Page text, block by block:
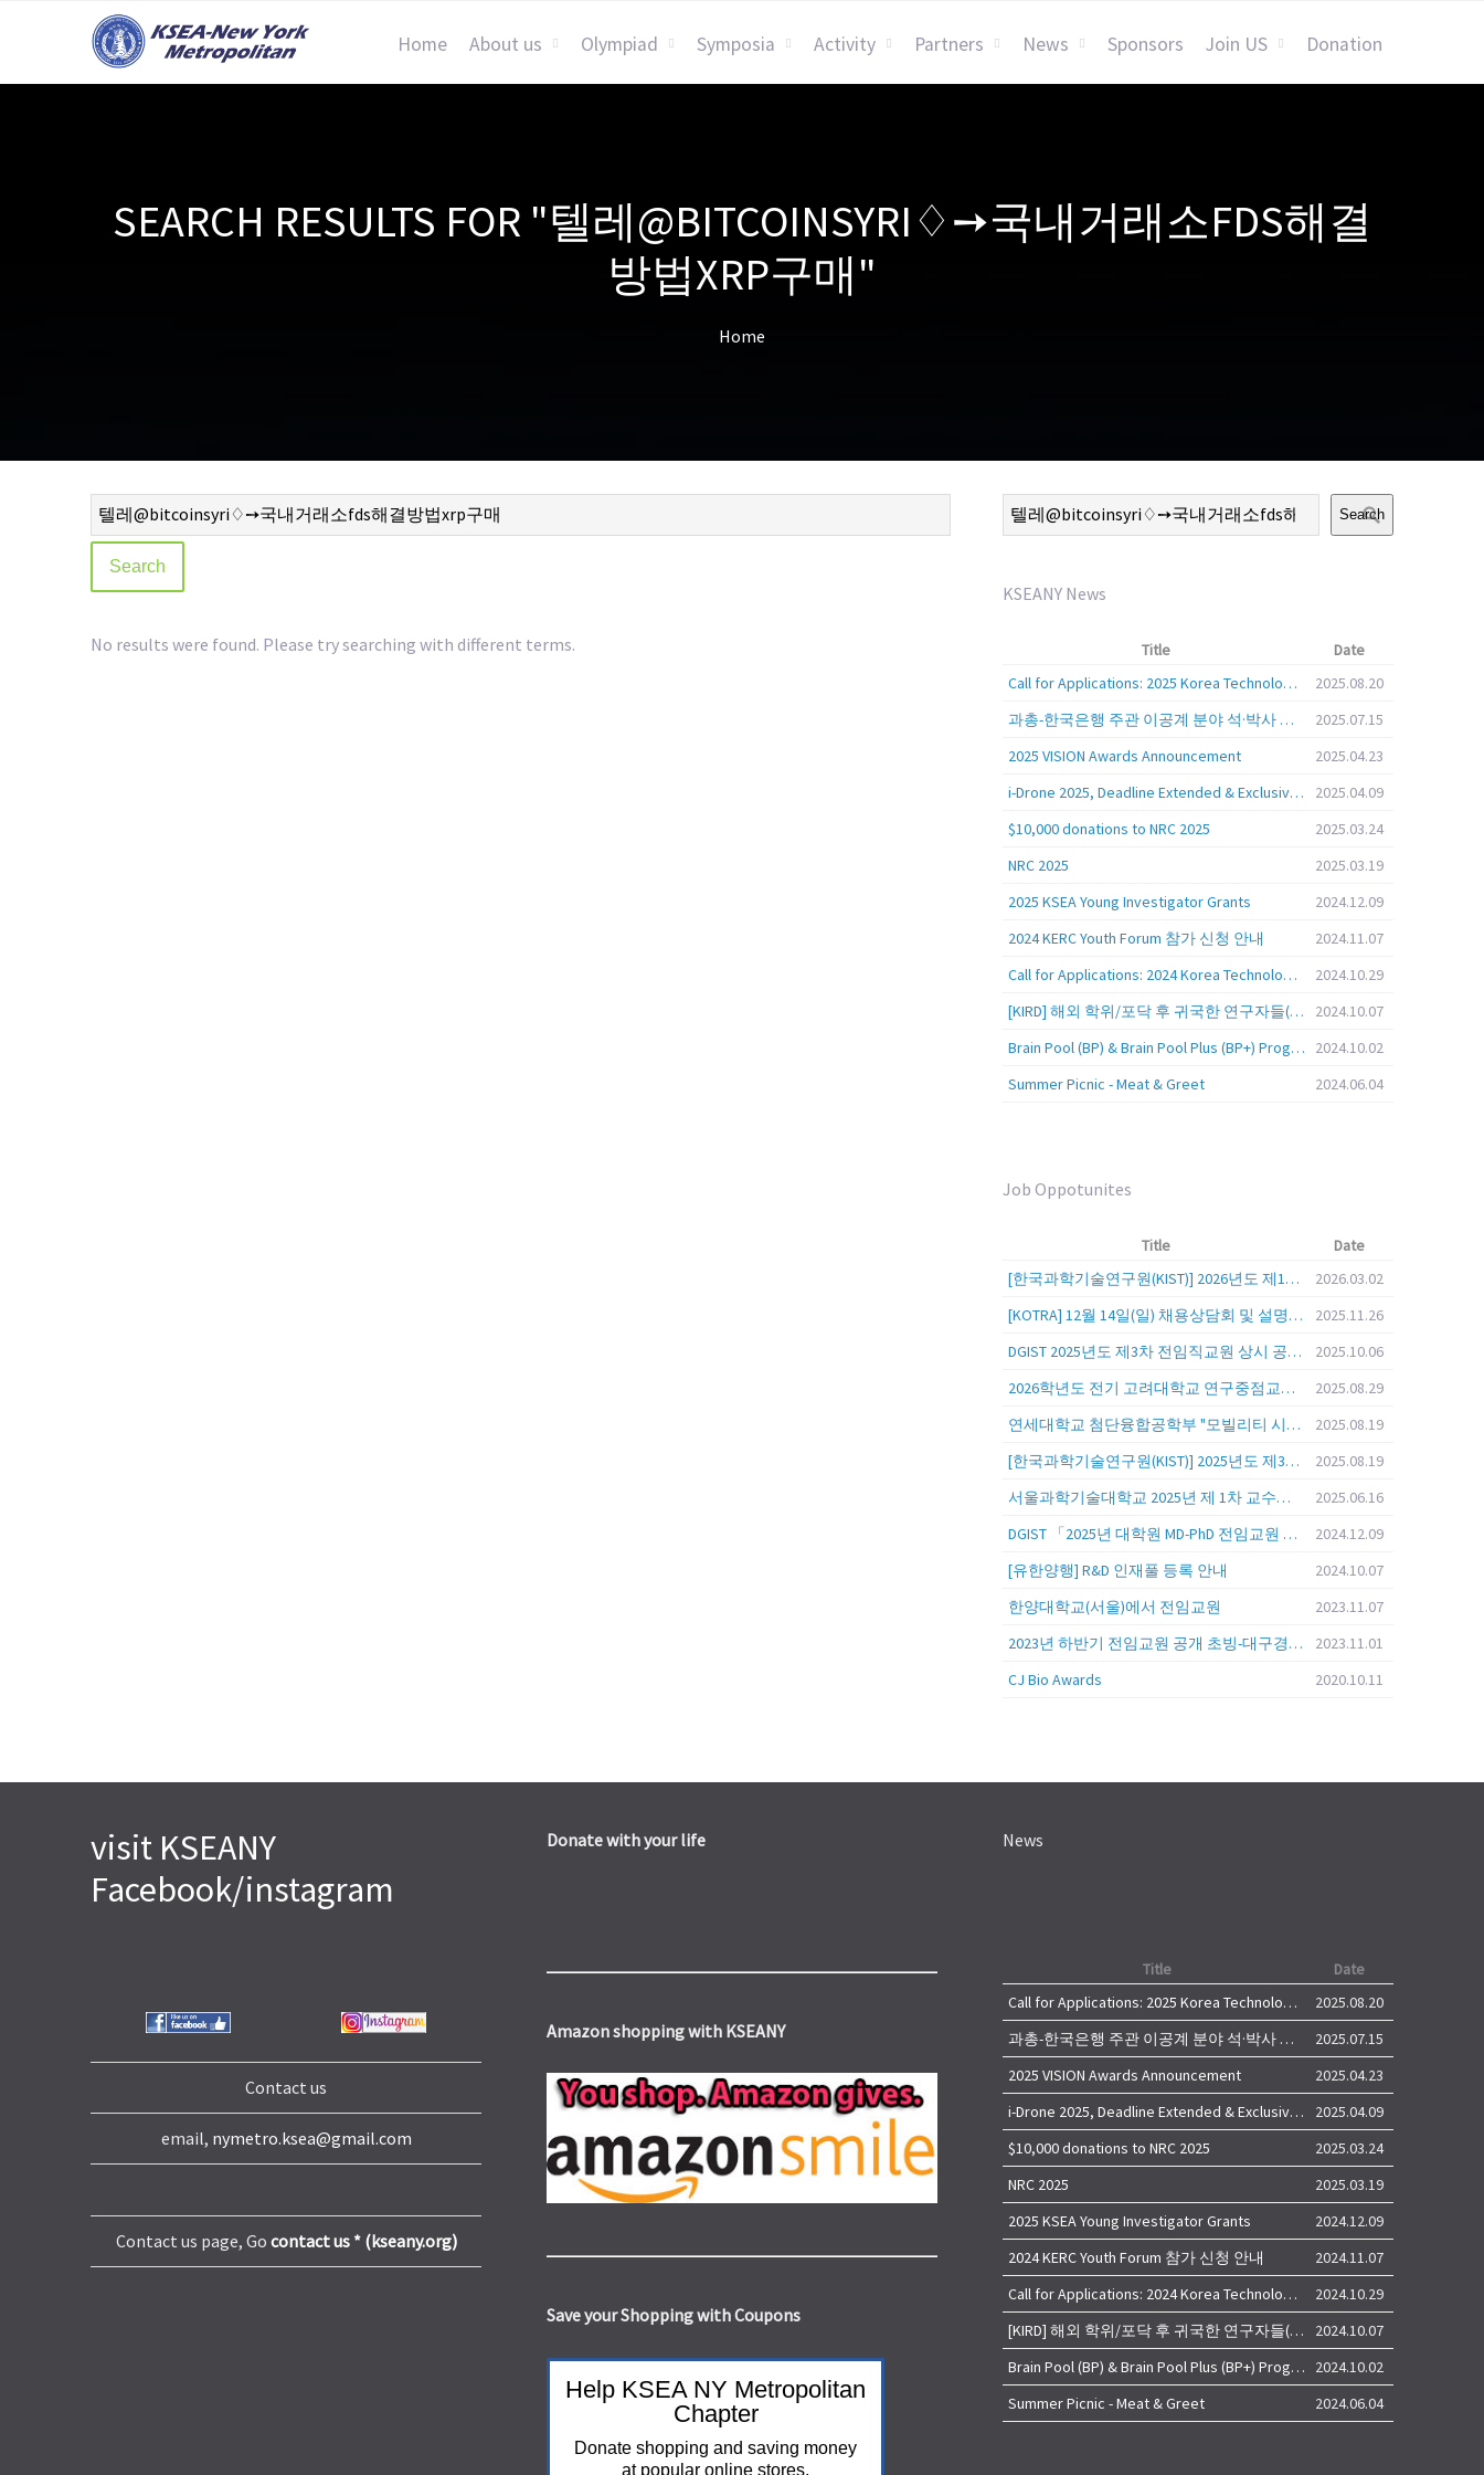
Home About us Olympiad Symposia Activity Partners News Sponsors Join US Donation
SEARCH RESULTS FOR "텔레@BITCOINSYRI♢➙국내거래소FDS해결
방법XRP구매"
Home
No results were found. Please try searching with different terms.
Search
KSEANY News
Title
Date
Call for Applications: 2025 Korea Technology Advisory Group (K-TAG)
2025.08.20
과총-한국은행 주관 이공계 분야 석·박사 학위자 대상 서베이
2025.07.15
2025 VISION Awards Announcement
2025.04.23
i-Drone 2025, Deadline Extended & Exclusive Opportunity to Travel to Korea!
2025.04.09
$10,000 donations to NRC 2025
2025.03.24
NRC 2025
2025.03.19
2025 KSEA Young Investigator Grants
2024.12.09
2024 KERC Youth Forum 참가 신청 안내
2024.11.07
Call for Applications: 2024 Korea Technology Advisory Group (K-TAG)
2024.10.29
[KIRD] 해외 학위/포닥 후 귀국한 연구자들(학교, 출연(연), 기업)의 경력개발 경험 공유 줌 세미나 안내
2024.10.07
Brain Pool (BP) & Brain Pool Plus (BP+) Programs
2024.10.02
Summer Picnic - Meat & Greet
2024.06.04
Job Oppotunites
Title
Date
[한국과학기술연구원(KIST)] 2026년도 제1차 연구부문 공개채용 안내
2026.03.02
[KOTRA] 12월 14일(일) 채용상담회 및 설명회를 안내
2025.11.26
DGIST 2025년도 제3차 전임직교원 상시 공개초빙 공고
2025.10.06
2026학년도 전기 고려대학교 연구중점교수 초빙 공고
2025.08.29
연세대학교 첨단융합공학부 "모빌리티 시스템 전 분야" 전임교원 특별채용 (2026년 9월 1일자 임용 예정)
2025.08.19
[한국과학기술연구원(KIST)] 2025년도 제3차 연구부문 공개채용 안내
2025.08.19
서울과학기술대학교 2025년 제 1차 교수초빙 (교육공무원 일반공개채용) 공고
2025.06.16
DGIST 「2025년 대학원 MD-PhD 전임교원 공개초빙」
2024.12.09
[유한양행] R&D 인재풀 등록 안내
2024.10.07
한양대학교(서울)에서 전임교원
2023.11.07
2023년 하반기 전임교원 공개 초빙-대구경북과학기술원 (DGIST)
2023.11.01
CJ Bio Awards
2020.10.11
visit KSEANY
Facebook/instagram
Contact us
email, nymetro.ksea@gmail.com
Contact us page, Go contact us * (kseany.org)
Donate with your life
Amazon shopping with KSEANY
Save your Shopping with Coupons
Help KSEA NY Metropolitan
Chapter
Donate shopping and saving money
at popular online stores.
News
Title
Date
Call for Applications: 2025 Korea Technology Advisory Group (K-TAG)
2025.08.20
과총-한국은행 주관 이공계 분야 석·박사 학위자 대상 서베이
2025.07.15
2025 VISION Awards Announcement
2025.04.23
i-Drone 2025, Deadline Extended & Exclusive Opportunity to Travel to Korea!
2025.04.09
$10,000 donations to NRC 2025
2025.03.24
NRC 2025
2025.03.19
2025 KSEA Young Investigator Grants
2024.12.09
2024 KERC Youth Forum 참가 신청 안내
2024.11.07
Call for Applications: 2024 Korea Technology Advisory Group (K-TAG)
2024.10.29
[KIRD] 해외 학위/포닥 후 귀국한 연구자들(학교, 출연(연), 기업)의 경력개발 경험 공유 줌 세미나 안내
2024.10.07
Brain Pool (BP) & Brain Pool Plus (BP+) Programs
2024.10.02
Summer Picnic - Meat & Greet
2024.06.04